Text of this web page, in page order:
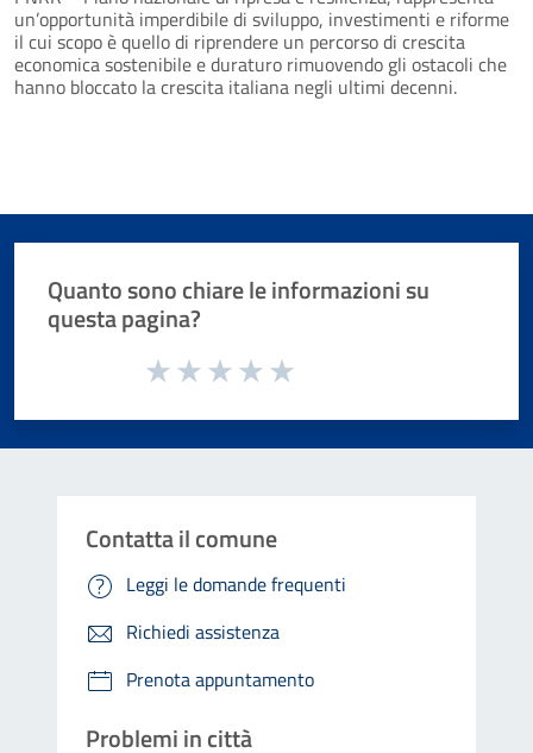
un’opportunità imperdibile di sviluppo, investimenti e riforme
il cui scopo è quello di riprendere un percorso di crescita
economica sostenibile e duraturo rimuovendo gli ostacoli che
hanno bloccato la crescita italiana negli ultimi decenni.
Quanto sono chiare le informazioni su
questa pagina?
Valuta da 1 a 5 stelle la pagina
Contatta il comune
Leggi le domande frequenti
Richiedi assistenza
Prenota appuntamento
Problemi in città